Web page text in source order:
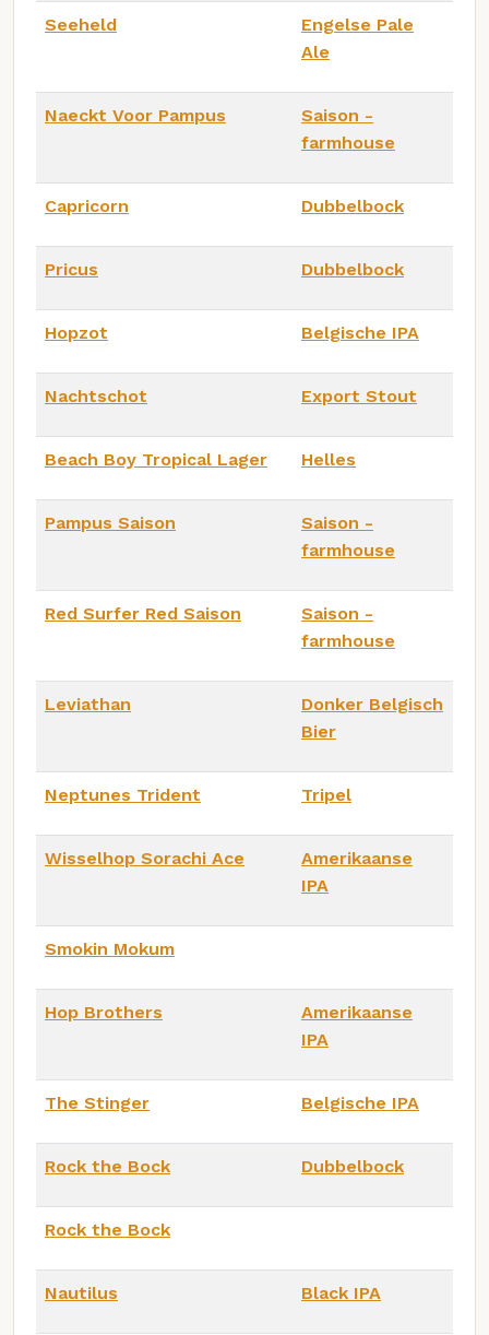
Seeheld
Engelse Pale
Ale
Naeckt Voor Pampus
Saison -
farmhouse
Capricorn Dubbelbock
Pricus Dubbelbock
Hopzot Belgische IPA
Nachtschot Export Stout
Beach Boy Tropical Lager Helles
Pampus Saison
Saison -
farmhouse
Red Surfer Red Saison
Saison -
farmhouse
Leviathan
Donker Belgisch
Bier
Neptunes Trident Tripel
Wisselhop Sorachi Ace
Amerikaanse
IPA
Smokin Mokum
Hop Brothers
Amerikaanse
IPA
The Stinger Belgische IPA
Rock the Bock Dubbelbock
Rock the Bock
Nautilus Black IPA